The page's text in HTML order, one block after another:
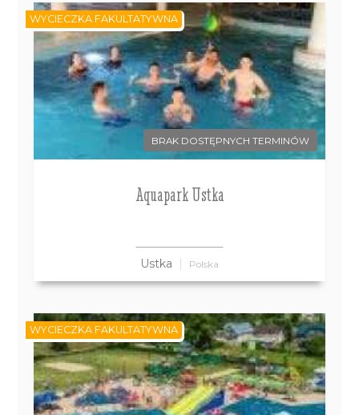
BRAK DOSTĘPNYCH TERMINÓW
Aquapark Ustka
Ustka Polska
WYCIECZKA FAKULTATYWNA
WYCIECZKA FAKULTATYWNA